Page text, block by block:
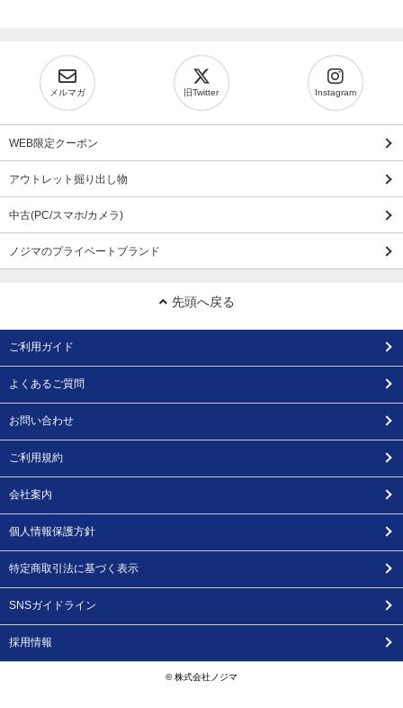
メルマガ 旧Twitter Instagram
WEB限定クーポン
アウトレット掘り出し物
中古(PC/スマホ/カメラ)
ノジマのプライベートブランド
先頭へ戻る
ご利用ガイド
よくあるご質問
お問い合わせ
ご利用規約
会社案内
個人情報保護方針
特定商取引法に基づく表示
SNSガイドライン
採用情報
© 株式会社ノジマ